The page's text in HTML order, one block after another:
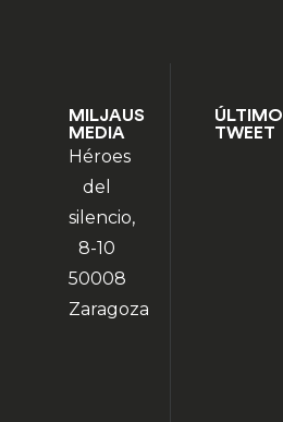
MILJAUS
MEDIA
Héroes
del
silencio,
8-10
50008
Zaragoza
ÚLTIMO
TWEET